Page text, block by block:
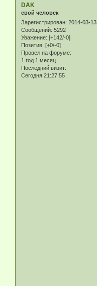
DAK
свой человек
Зарегистрирован: 2014-03-13
Сообщений: 5292
Уважение: [+142/-0]
Позитив: [+0/-0]
Провел на форуме:
1 год 1 месяц
Последний визит:
Сегодня 21:27:55